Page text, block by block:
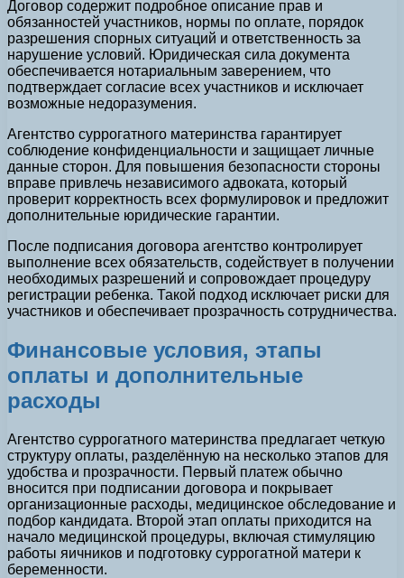
Договор содержит подробное описание прав и
обязанностей участников, нормы по оплате, порядок
разрешения спорных ситуаций и ответственность за
нарушение условий. Юридическая сила документа
обеспечивается нотариальным заверением, что
подтверждает согласие всех участников и исключает
возможные недоразумения.
Агентство суррогатного материнства гарантирует
соблюдение конфиденциальности и защищает личные
данные сторон. Для повышения безопасности стороны
вправе привлечь независимого адвоката, который
проверит корректность всех формулировок и предложит
дополнительные юридические гарантии.
После подписания договора агентство контролирует
выполнение всех обязательств, содействует в получении
необходимых разрешений и сопровождает процедуру
регистрации ребенка. Такой подход исключает риски для
участников и обеспечивает прозрачность сотрудничества.
Финансовые условия, этапы
оплаты и дополнительные
расходы
Агентство суррогатного материнства предлагает четкую
структуру оплаты, разделённую на несколько этапов для
удобства и прозрачности. Первый платеж обычно
вносится при подписании договора и покрывает
организационные расходы, медицинское обследование и
подбор кандидата. Второй этап оплаты приходится на
начало медицинской процедуры, включая стимуляцию
работы яичников и подготовку суррогатной матери к
беременности.